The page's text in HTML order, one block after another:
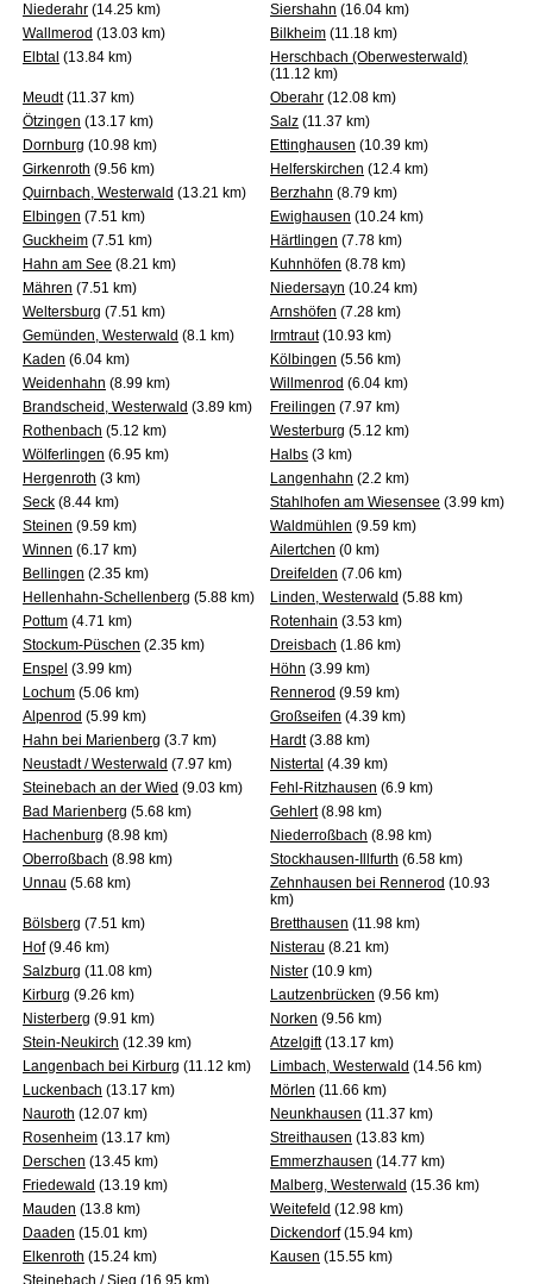
Niederahr (14.25 km) Siershahn (16.04 km)
Wallmerod (13.03 km) Bilkheim (11.18 km)
Elbtal (13.84 km)
Herschbach (Oberwesterwald)
(11.12 km)
Meudt(11.37 km) Oberahr (12.08 km)
Ötzingen (13.17 km) Salz (11.37 km)
Dornburg (10.98 km) Ettinghausen (10.39 km)
Girkenroth (9.56 km) Helferskirchen (12.4 km)
Quirnbach, Westerwald (13.21 km) Berzhahn (8.79 km)
Elbingen (7.51 km) Ewighausen (10.24 km)
Guckheim (7.51 km) Härtlingen (7.78 km)
Hahn am See (8.21 km) Kuhnhöfen (8.78 km)
Mähren (7.51 km) Niedersayn (10.24 km)
Weltersburg (7.51 km) Arnshöfen (7.28 km)
Gemünden, Westerwald (8.1 km) Irmtraut(10.93 km)
Kaden (6.04 km) Kölbingen (5.56 km)
Weidenhahn (8.99 km) Willmenrod (6.04 km)
Brandscheid, Westerwald (3.89 km) Freilingen (7.97 km)
Rothenbach (5.12 km) Westerburg (5.12 km)
Wölferlingen (6.95 km) Halbs (3 km)
Hergenroth (3 km) Langenhahn (2.2 km)
Seck (8.44 km) Stahlhofen am Wiesensee (3.99 km)
Steinen (9.59 km) Waldmühlen (9.59 km)
Winnen (6.17 km) Ailertchen (0 km)
Bellingen (2.35 km) Dreifelden (7.06 km)
Hellenhahn-Schellenberg (5.88 km) Linden, Westerwald (5.88 km)
Pottum (4.71 km) Rotenhain (3.53 km)
Stockum-Püschen (2.35 km) Dreisbach (1.86 km)
Enspel (3.99 km) Höhn (3.99 km)
Lochum (5.06 km) Rennerod (9.59 km)
Alpenrod (5.99 km) Großseifen (4.39 km)
Hahn bei Marienberg (3.7 km) Hardt(3.88 km)
Neustadt / Westerwald (7.97 km) Nistertal (4.39 km)
Steinebach an der Wied (9.03 km) Fehl-Ritzhausen (6.9 km)
Bad Marienberg (5.68 km) Gehlert(8.98 km)
Hachenburg (8.98 km) Niederroßbach (8.98 km)
Oberroßbach (8.98 km) Stockhausen-Illfurth (6.58 km)
Unnau (5.68 km) Zehnhausen bei Rennerod (10.93
km)
Bölsberg (7.51 km) Bretthausen (11.98 km)
Hof(9.46 km) Nisterau (8.21 km)
Salzburg (11.08 km) Nister (10.9 km)
Kirburg (9.26 km) Lautzenbrücken (9.56 km)
Nisterberg (9.91 km) Norken (9.56 km)
Stein-Neukirch (12.39 km) Atzelgift(13.17 km)
Langenbach bei Kirburg (11.12 km) Limbach, Westerwald (14.56 km)
Luckenbach (13.17 km) Mörlen (11.66 km)
Nauroth (12.07 km) Neunkhausen (11.37 km)
Rosenheim (13.17 km) Streithausen (13.83 km)
Derschen (13.45 km) Emmerzhausen (14.77 km)
Friedewald (13.19 km) Malberg, Westerwald (15.36 km)
Mauden (13.8 km) Weitefeld (12.98 km)
Daaden (15.01 km) Dickendorf(15.94 km)
Elkenroth (15.24 km) Kausen (15.55 km)
Steinebach / Sieg (16.95 km)